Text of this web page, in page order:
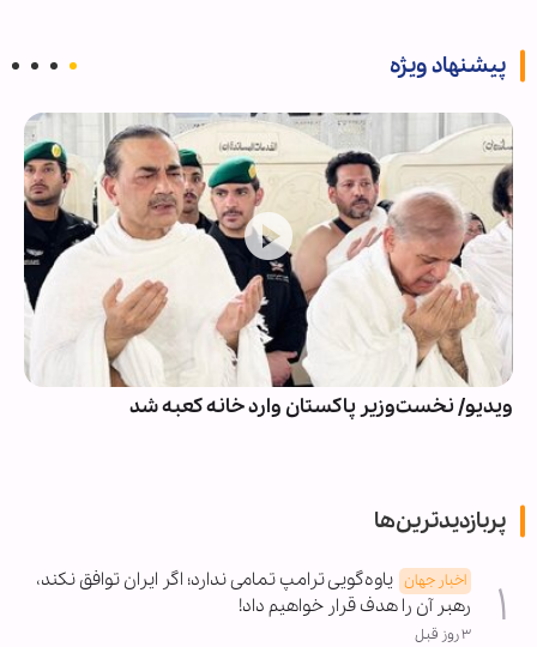
پیشنهاد ویژه
ویدیو/ نخست‌وزیر پاکستان وارد خانه کعبه شد
پربازدیدترین‌ها
اخبار جهان یاوه‌گویی ترامپ تمامی ندارد؛ اگر ایران توافق نکند،
رهبر آن را هدف قرار خواهیم داد!
۳ روز قبل